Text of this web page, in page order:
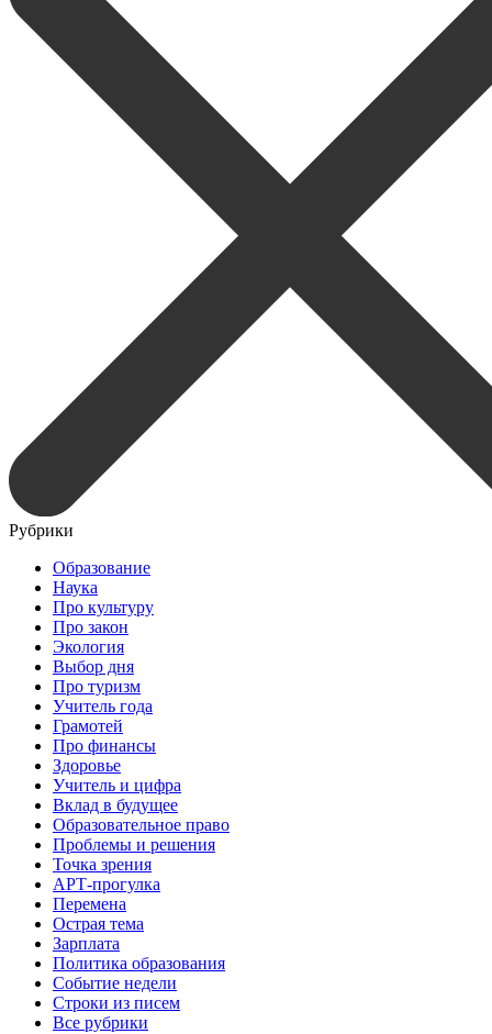
Рубрики
Образование
Наука
Про культуру
Про закон
Экология
Выбор дня
Про туризм
Учитель года
Грамотей
Про финансы
Здоровье
Учитель и цифра
Вклад в будущее
Образовательное право
Проблемы и решения
Точка зрения
АРТ-прогулка
Перемена
Острая тема
Зарплата
Политика образования
Событие недели
Строки из писем
Все рубрики